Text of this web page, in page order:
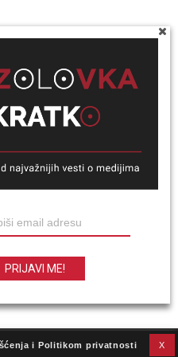
i Politikom privatnosti X